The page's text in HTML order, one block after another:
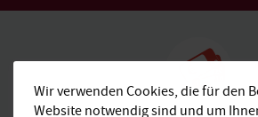
Wir verwenden Cookies, die für den
Website notwendig sind und um